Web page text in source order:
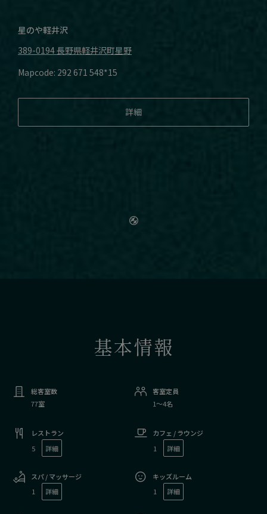
星のや軽井沢
389-0194長野県軽井沢町星野
Mapcode: 292 671 548*15
詳細
基本情報
総客室数
77室
客室定員
1〜4名
レストラン
5
詳細
カフェ / ラウンジ
1
詳細
スパ / マッサージ
1
詳細
キッズルーム
1
詳細